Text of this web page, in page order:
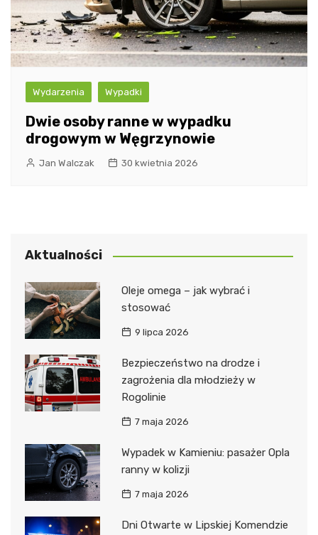
Wydarzenia Wypadki
Dwie osoby ranne w wypadku
drogowym w Węgrzynowie
Jan Walczak 30 kwietnia 2026
Aktualności
Oleje omega – jak wybrać i
stosować
9 lipca 2026
Bezpieczeństwo na drodze i
zagrożenia dla młodzieży w
Rogolinie
7 maja 2026
Wypadek w Kamieniu: pasażer Opla
ranny w kolizji
7 maja 2026
Dni Otwarte w Lipskiej Komendzie